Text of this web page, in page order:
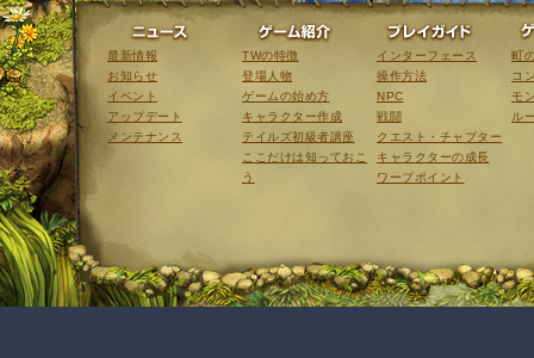
ニュース
最新情報
お知らせ
イベント
アップデート
メンテナンス
ゲーム紹介
TWの特徴
登場人物
ゲームの始め方
キャラクター作成
テイルズ初級者講座
ここだけは知っておこ
う
インターフェース
操作方法
NPC
戦闘
クエスト・チャプター
キャラクターの成長
ワープポイント
町
コ
モ
ル